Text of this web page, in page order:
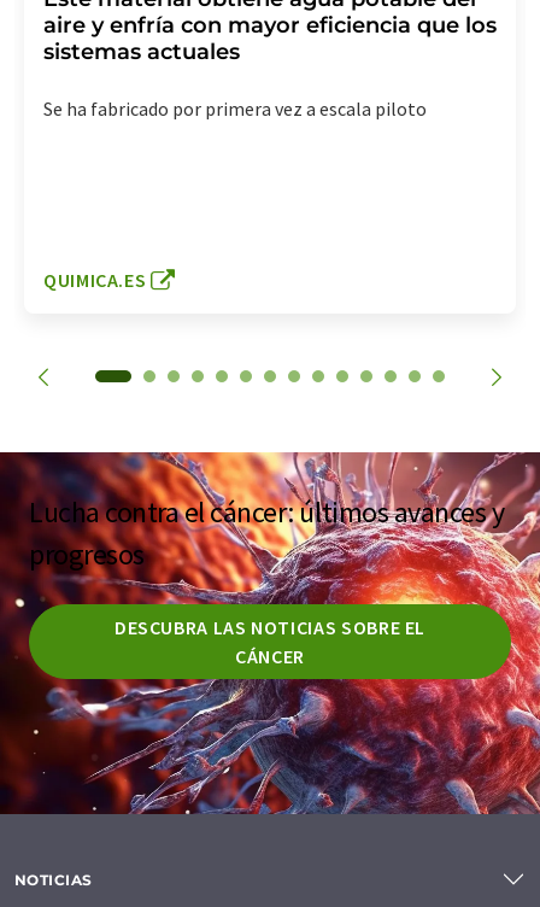
aire y enfría con mayor eficiencia que los
sistemas actuales
Se ha fabricado por primera vez a escala piloto
QUIMICA.ES
Lucha contra el cáncer: últimos avances y
progresos
DESCUBRA LAS NOTICIAS SOBRE EL
CÁNCER
NOTICIAS